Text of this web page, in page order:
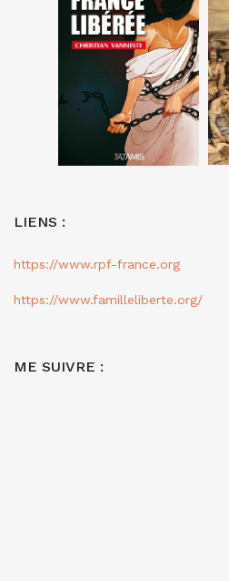
LIENS :
https://www.rpf-france.org
https://www.familleliberte.org/
ME SUIVRE :